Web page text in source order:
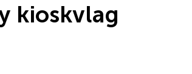
kioskvlag